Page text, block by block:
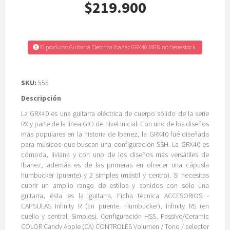
$219.900
El producto Guitarra Electrica Ibanez GRX40 MGN no tiene stock.
SKU: 555
Descripción
La GRX40 es una guitarra eléctrica de cuerpo sólido de la serie
RX y parte de la línea GIO de nivel inicial. Con uno de los diseños
más populares en la historia de Ibanez, la GRX40 fué diseñada
para músicos que buscan una configuración SSH. La GRX40 es
cómoda, liviana y con uno de los diseños más versátiles de
Ibanez, además es de las primeras en ofrecer una cápusla
humbucker (puente) y 2 simples (mástil y centro). Si necesitas
cubrir un amplio rango de estilos y sonidos con sólo una
guitarra, ésta es la guitarra. Ficha técnica ACCESORIOS -
CAPSULAS Infinity R (En puente. Humbucker), Infinity RS (en
cuello y central. Simples). Configuración HSS, Passive/Ceramic
COLOR Candy Apple (CA) CONTROLES Volumen / Tono / selector